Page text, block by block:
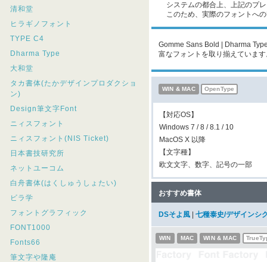
清和堂
ヒラギノフォント
TYPE C4
Dharma Type
大和堂
タカ書体(たかデザインプロダクショ
ン)
Design筆文字Font
ニィスフォント
ニィスフォント(NIS Ticket)
日本書技研究所
ネットユーコム
白舟書体(はくしゅうしょたい)
ビラ学
フォントグラフィック
FONT1000
Fonts66
筆文字や隆庵
システムの都合上、上記のプ
このため、実際のフォントへの
Gomme Sans Bold | Dharma
富なフォントを取り揃えていま
WIN & MAC OpenType
【対応OS】
Windows 7 / 8 / 8.1 / 10
MacOS X 以降
【文字種】
欧文文字、数字、記号の一部
おすすめ書体
DSそよ風 七種泰史/デザインシ
WIN MAC WIN & MAC